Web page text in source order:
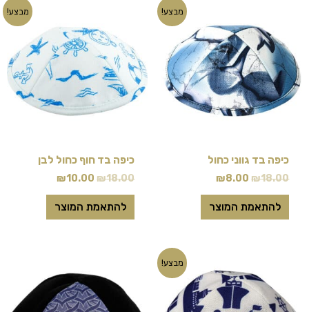
מבצע!
כיפה בד גווני כחול
₪18.00
היה:
₪18.00.
₪8.00
הוא:
₪8.00.
להתאמת המוצר
מבצע!
כיפה בד חוף כחול לבן
₪18.00
היה:
₪18.00.
₪10.00
המחיר
הנוכחי
₪10.00.
להתאמת המוצר
מבצע!
המקורי
היה:
₪18.00.
המחיר
הנוכחי
הוא:
₪10.00.
זה